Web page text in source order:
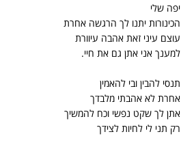
יפה שלי
הכינורות יתנו לך הרגשה אחרת
עוצם עיני זאת אהבה עיוורת
למענך אני אתן גם את חיי.
תנסי להבין ובי להאמין
אחרת לא אהבתי מלבדך
אתן לך שקט נפשי וכח להמשיך
רק תני לי לחיות לצידך